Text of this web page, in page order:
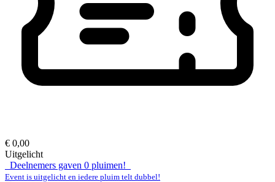
€ 0,00
Uitgelicht
Deelnemers gaven 0 pluimen!
Event is uitgelicht en iedere pluim telt dubbel!